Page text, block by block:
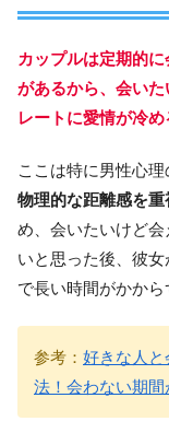
カップルは定期的
があるから、会い
レートに愛情が冷め
ここは特に男性心理
物理的な距離感を
め、会いたいけど
いと思った後、彼
で長い時間がかから
参考： 好きな人
法！会わない期